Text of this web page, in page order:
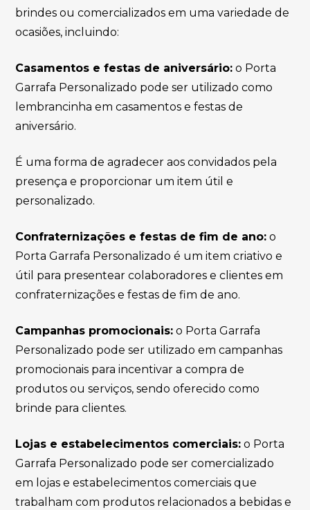
brindes ou comercializados em uma variedade de
ocasiões, incluindo:
Casamentos e festas de aniversário: o Porta
Garrafa Personalizado pode ser utilizado como
lembrancinha em casamentos e festas de
aniversário.
É uma forma de agradecer aos convidados pela
presença e proporcionar um item útil e
personalizado.
Confraternizações e festas de fim de ano: o
Porta Garrafa Personalizado é um item criativo e
útil para presentear colaboradores e clientes em
confraternizações e festas de fim de ano.
Campanhas promocionais: o Porta Garrafa
Personalizado pode ser utilizado em campanhas
promocionais para incentivar a compra de
produtos ou serviços, sendo oferecido como
brinde para clientes.
Lojas e estabelecimentos comerciais: o Porta
Garrafa Personalizado pode ser comercializado
em lojas e estabelecimentos comerciais que
trabalham com produtos relacionados a bebidas e